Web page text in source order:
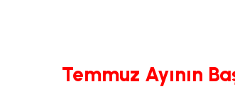
Temmuz Ayının